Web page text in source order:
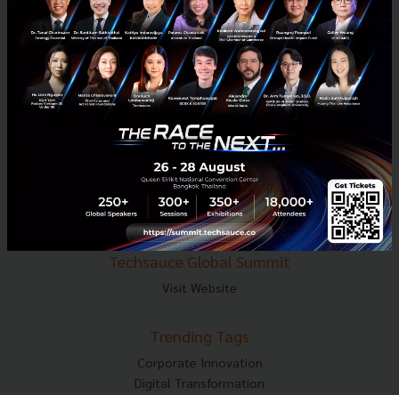
Tel : 02-001-5375
Mobile : 06-4658-9500
Techsauce Media
About Techsauce
Techsauce Services
Privacy Policy
ส่งบทความ
Techsauce Global Summit
Visit Website
Trending Tags
Corporate Innovation
Digital Transformation